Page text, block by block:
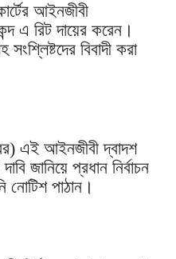
আইনজীবী
এ রিট দায়ের করেন।
সংশ্লিষ্টদের বিবাদী করা
এই আইনজীবী দ্বাদশ
জানিয়ে প্রধান নির্বাচন
নোটিশ পাঠান।